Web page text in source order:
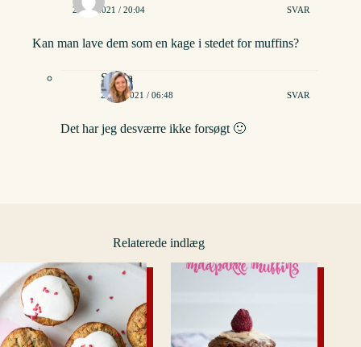
21/08/2021 / 20:04 SVAR
Kan man lave dem som en kage i stedet for muffins?
Stinna
22/08/2021 / 06:48 SVAR
Det har jeg desværre ikke forsøgt 🙂
Relaterede indlæg